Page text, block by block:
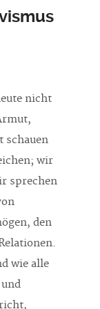
nicht
schauen
wir
sprechen
den
wie alle